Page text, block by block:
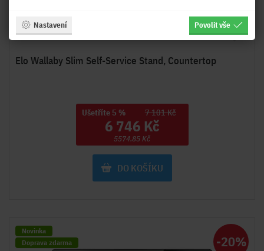
Na objednávku
Elo Wallaby Slim Self-Service Stand, Countertop
Ušetříte 5 % 7 101 Kč
6 746 Kč
5574.85 Kč
DO KOŠÍKU
Novinka
Doprava zdarma
-20%
Nastavení Povolit vše